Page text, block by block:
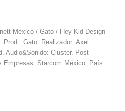
México / Gato / Hey Kid Design
Prod.: Gato. Realizador: Axel
Audio&Sonido: Cluster. Post
Empresas: Starcom México. País: